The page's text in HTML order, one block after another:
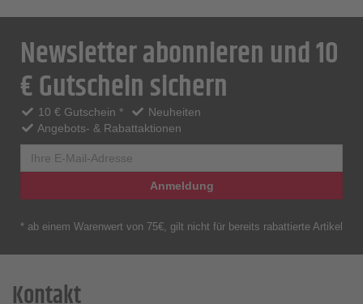
Newsletter abonnieren und 10
€ Gutschein sichern
10 € Gutschein *
Neuheiten
Angebots- & Rabattaktionen
Anmeldung
* ab einem Warenwert von 75€, gilt nicht für bereits rabattierte Artikel
Kontakt